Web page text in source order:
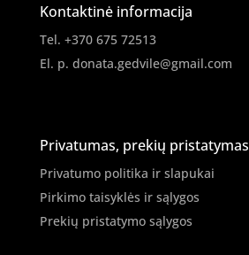
Kontaktinė informacija
Tel. +370 675 72513
El. p. donata.gedvile@gmail.com
Privatumas, prekių pristatymas
Privatumo politika ir slapukai
Pirkimo taisyklės ir sąlygos
Prekių pristatymo sąlygos